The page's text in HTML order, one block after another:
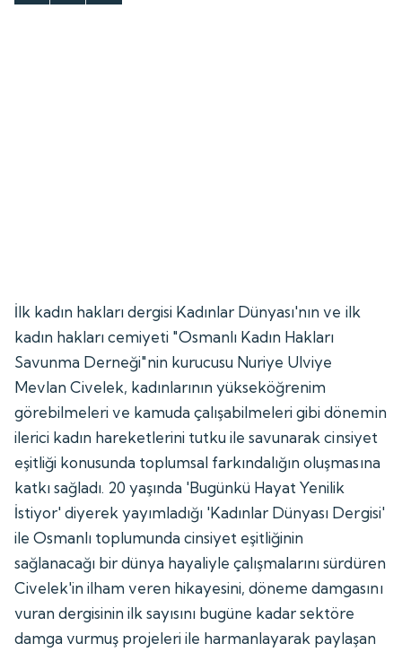
İlk kadın hakları dergisi Kadınlar Dünyası'nın ve ilk
kadın hakları cemiyeti "Osmanlı Kadın Hakları
Savunma Derneği"nin kurucusu Nuriye Ulviye
Mevlan Civelek, kadınlarının yükseköğrenim
görebilmeleri ve kamuda çalışabilmeleri gibi dönemin
ilerici kadın hareketlerini tutku ile savunarak cinsiyet
eşitliği konusunda toplumsal farkındalığın oluşmasına
katkı sağladı. 20 yaşında 'Bugünkü Hayat Yenilik
İstiyor' diyerek yayımladığı 'Kadınlar Dünyası Dergisi'
ile Osmanlı toplumunda cinsiyet eşitliğinin
sağlanacağı bir dünya hayaliyle çalışmalarını sürdüren
Civelek'in ilham veren hikayesini, döneme damgasını
vuran dergisinin ilk sayısını bugüne kadar sektöre
damga vurmuş projeleri ile harmanlayarak paylaşan